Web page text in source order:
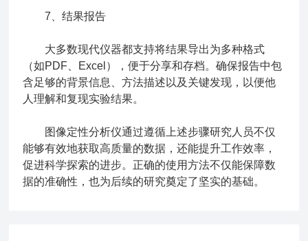
7、结果报告
大多数现代仪器都支持将结果导出为多种格式
（如PDF、Excel），便于分享和存档。确保报告中包
含足够的背景信息、方法描述以及关键发现，以便他
人理解和复现实验结果。
图像定性分析仪通过遵循上述步骤研究人员不仅
能够有效地获取高质量的数据，还能提升工作效率，
促进科学探索的进步。正确的使用方法不仅能保障数
据的准确性，也为后续的研究奠定了坚实的基础。